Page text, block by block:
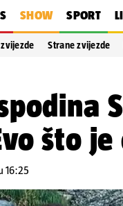
SHOW SPORT
Strane zvijezde
što
16:25